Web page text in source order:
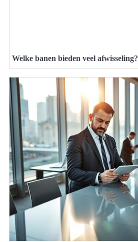
Welke banen bieden veel afwisseling?